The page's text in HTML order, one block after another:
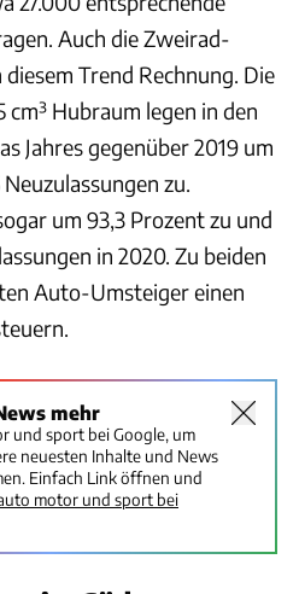
Auch die Zweirad-
Trend Rechnung. Die
Hubraum legen in den
Jahres gegenüber 2019 um
zu.
um 93,3 Prozent zu und
in 2020. Zu beiden
Auto-Umsteiger einen
mehr
und sport bei Google, um
neuesten Inhalte und News
Einfach Link öffnen und
motor und sport bei